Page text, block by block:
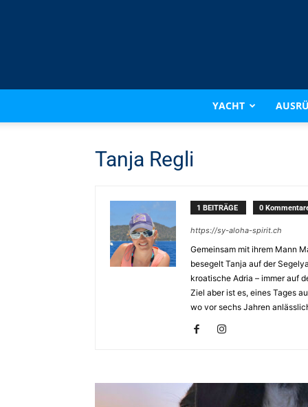
YACHT
Tanja Regli
1 BEITRÄGE 0
https://sy-aloha-spirit.ch
Gemeinsam mit ihrem Mann
besegelt Tanja auf der
kroatische Adria – immer auf
Ziel aber ist es, eines Tages
wo vor sechs Jahren